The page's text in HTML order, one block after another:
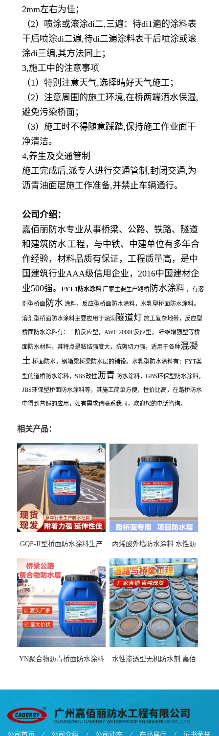
2mm左右为佳；
（2）喷涂或滚涂di二,三遍：待di1遍的涂料表
干后喷涂di二遍,待di二遍涂料表干后喷涂或滚
涂di三编,其方法同上；
3,施工中的注意事项
（1）特别注意天气,选择晴好天气施工；
（2）注意周围的施工环境,在桥两端洒水保湿,
避免污染桥面；
（3）施工时不得随意踩踏,保持施工作业面干
净清洁。
4,养生及交通管制
施工完成后,派专人进行交通管制,封闭交通,为
沥青油面层施工作准备,并禁止车辆通行。
公司介绍：
嘉佰丽防水专业从事桥梁、公路、铁路、隧道
和 建筑防水 工程，与中铁、中建单位有多年合
作经验，材料品质有保证，工程质量高，是中
国建筑行业AAA级信用企业，2016中国建材企
业500强。
FYT-1防水涂料 厂家主要生产路桥 防水涂料 ，有溶
剂型桥面 防水 涂料，反应型桥面防水涂料，水乳型桥面防水涂料。
溶剂型桥面防水涂料主要应用于涵洞 隧道灯 施工复杂地带，反应型
桥面防水涂料有：二阶反应型，AWP-2000F反应型， 纤维增强型等桥
面防水材料，其特点是粘结强度大，抗剪切力强，适用于各种混凝
土 桥面防水，钢箱梁桥梁防水层的铺设。水乳型防水涂料有：FYT类
型的道桥防水涂料，SBS改性沥青 防水涂料，GBS环保型防水涂料，
JBS环保型桥面防水涂料等，其施工简单方便，性价比高，在路桥防水
中得到普遍的应用，如有需求请联系我司，欢迎您的电话咨询。
相关产品：
GQF-II型桥面防水涂料生产
丙烯酸外墙防水涂料 水性沥
厂家
YN聚合物沥青桥面防水涂料
水性渗透型无机防水剂 嘉佰